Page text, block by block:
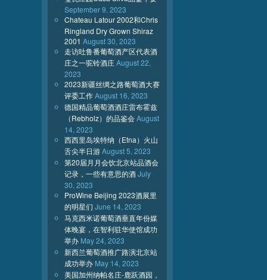
September 9, 2023
Chateau Latour 2002和Chris
Ringland Dry Grown Shiraz
2001 August 30, 2023
走访吐鲁番葡萄酒产区代表酒
庄之一驼铃酒庄August 22,
2023
2023新疆丝绸之路葡萄酒大赛
评委工作August 16, 2023
德国精品葡萄酒酒庄雷布霍兹
（Rebholz）的品鉴会August
14, 2023
西西里岛埃特纳（Etna）火山
舌尖半日游August 5, 2023
第20届月月会饮北京站品酒会
记录，一些有意思的酒July
30, 2023
ProWine Beijing 2023酒展里
的明星们 June 14, 2023
马克西米诺葡萄酒垂直年份媒
体晚宴，在智利驻华使馆成功
举办 May 24, 2023
新西兰葡萄酒推广路演北京站
成功举办 May 14, 2023
美国加州纳帕名庄-鹿跃酒园，